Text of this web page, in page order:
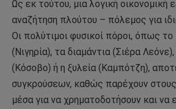
Ως εκ τούτου, μια λογική οικονομική
αναζήτηση πλούτου – πόλεμος για
Οι πολύτιμοι φυσικοί πόροι, όπως
(Νιγηρία), τα διαμάντια (Σιέρα
(Κόσοβο) ή η ξυλεία (Καμπότζη),
συγκρούσεων, καθώς παρέχουν
μέσα για να χρηματοδοτήσουν και να